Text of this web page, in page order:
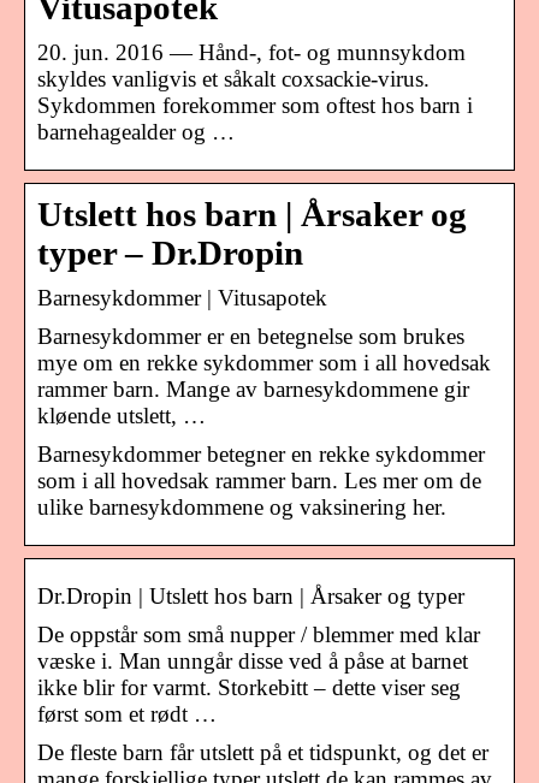
Vitusapotek
20. jun. 2016 — Hånd-, fot- og munnsykdom
skyldes vanligvis et såkalt coxsackie-virus.
Sykdommen forekommer som oftest hos barn i
barnehagealder og …
Utslett hos barn | Årsaker og
typer – Dr.Dropin
Barnesykdommer | Vitusapotek
Barnesykdommer er en betegnelse som brukes
mye om en rekke sykdommer som i all hovedsak
rammer barn. Mange av barnesykdommene gir
kløende utslett, …
Barnesykdommer betegner en rekke sykdommer
som i all hovedsak rammer barn. Les mer om de
ulike barnesykdommene og vaksinering her.
Dr.Dropin | Utslett hos barn | Årsaker og typer
De oppstår som små nupper / blemmer med klar
væske i. Man unngår disse ved å påse at barnet
ikke blir for varmt. Storkebitt – dette viser seg
først som et rødt …
De fleste barn får utslett på et tidspunkt, og det er